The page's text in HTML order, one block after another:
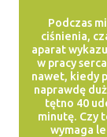
Podczas
ciśnienia,
aparat
w pracy
nawet, kiedy
naprawdę
tętno 40
minutę. Czy
wymaga